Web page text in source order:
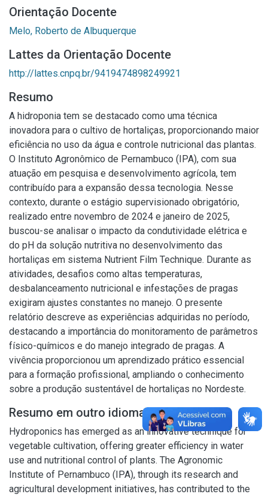
Orientação Docente
Melo, Roberto de Albuquerque
Lattes da Orientação Docente
http://lattes.cnpq.br/9419474898249921
Resumo
A hidroponia tem se destacado como uma técnica
inovadora para o cultivo de hortaliças, proporcionando maior
eficiência no uso da água e controle nutricional das plantas.
O Instituto Agronômico de Pernambuco (IPA), com sua
atuação em pesquisa e desenvolvimento agrícola, tem
contribuído para a expansão dessa tecnologia. Nesse
contexto, durante o estágio supervisionado obrigatório,
realizado entre novembro de 2024 e janeiro de 2025,
buscou-se analisar o impacto da condutividade elétrica e
do pH da solução nutritiva no desenvolvimento das
hortaliças em sistema Nutrient Film Technique. Durante as
atividades, desafios como altas temperaturas,
desbalanceamento nutricional e infestações de pragas
exigiram ajustes constantes no manejo. O presente
relatório descreve as experiências adquiridas no período,
destacando a importância do monitoramento de parâmetros
físico-químicos e do manejo integrado de pragas. A
vivência proporcionou um aprendizado prático essencial
para a formação profissional, ampliando o conhecimento
sobre a produção sustentável de hortaliças no Nordeste.
Resumo em outro idioma
Hydroponics has emerged as an innovative technique for
vegetable cultivation, offering greater efficiency in water
use and nutritional control of plants. The Agronomic
Institute of Pernambuco (IPA), through its research and
agricultural development initiatives, has contributed to the